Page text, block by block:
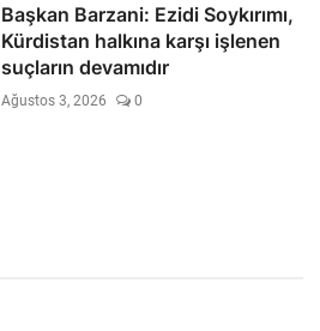
Başkan Barzani: Ezidi Soykırımı,
Kürdistan halkına karşı işlenen
suçların devamıdır
Ağustos 3, 2026 0